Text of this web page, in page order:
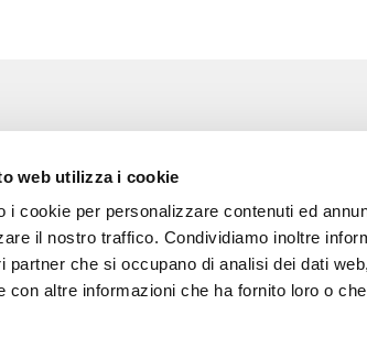
web utilizza i cookie
i cookie per personalizzare contenuti ed
il nostro traffico. Condividiamo inoltre
partner che si occupano di analisi dei dati
con altre informazioni che ha fornito loro o
L’associazione
Gli amici di Go Wine
Area stampa